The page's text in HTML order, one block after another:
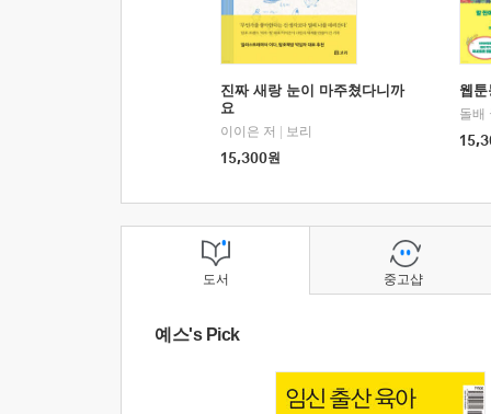
진짜 새랑 눈이 마주쳤다니까
요
이이은 저
보리
15,300원
웹
돌배
도서
예스's Pick
중고샵